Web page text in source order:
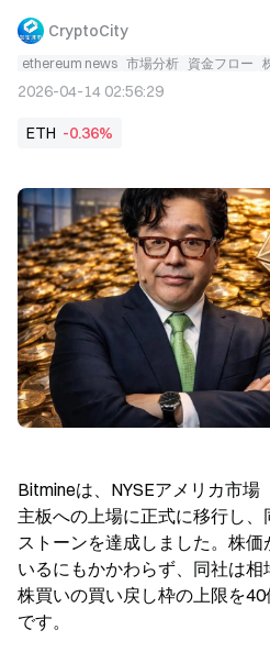
CryptoCity
ethereum news 市場分析 資金フロー
2026-04-14 02:56:29
ETH -0.36%
Bitmineは、NYSEアメリカ市場
主板への上場に正式に移行し
ストーンを達成しました。株
いるにもかかわらず、同社は
株買いの買い戻し枠の上限を
です。